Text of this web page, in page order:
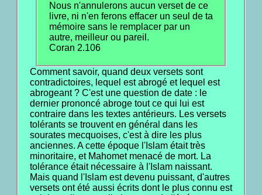
Nous n'annulerons aucun verset de ce
livre, ni n'en ferons effacer un seul de ta
mémoire sans le remplacer par un
autre, meilleur ou pareil.
Coran 2.106
Comment savoir, quand deux versets sont
contradictoires, lequel est abrogé et lequel est
abrogeant ? C'est une question de date : le
dernier prononcé abroge tout ce qui lui est
contraire dans les textes antérieurs. Les versets
tolérants se trouvent en général dans les
sourates mecquoises, c'est à dire les plus
anciennes. A cette époque l'Islam était très
minoritaire, et Mahomet menacé de mort. La
tolérance était nécessaire à l'Islam naissant.
Mais quand l'Islam est devenu puissant, d'autres
versets ont été aussi écrits dont le plus connu est